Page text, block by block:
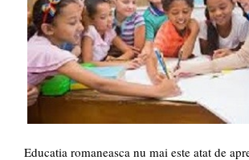
Educatia romaneasca nu mai este atat de